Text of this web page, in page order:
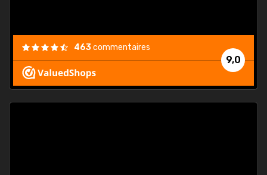
9,0
463commentaires